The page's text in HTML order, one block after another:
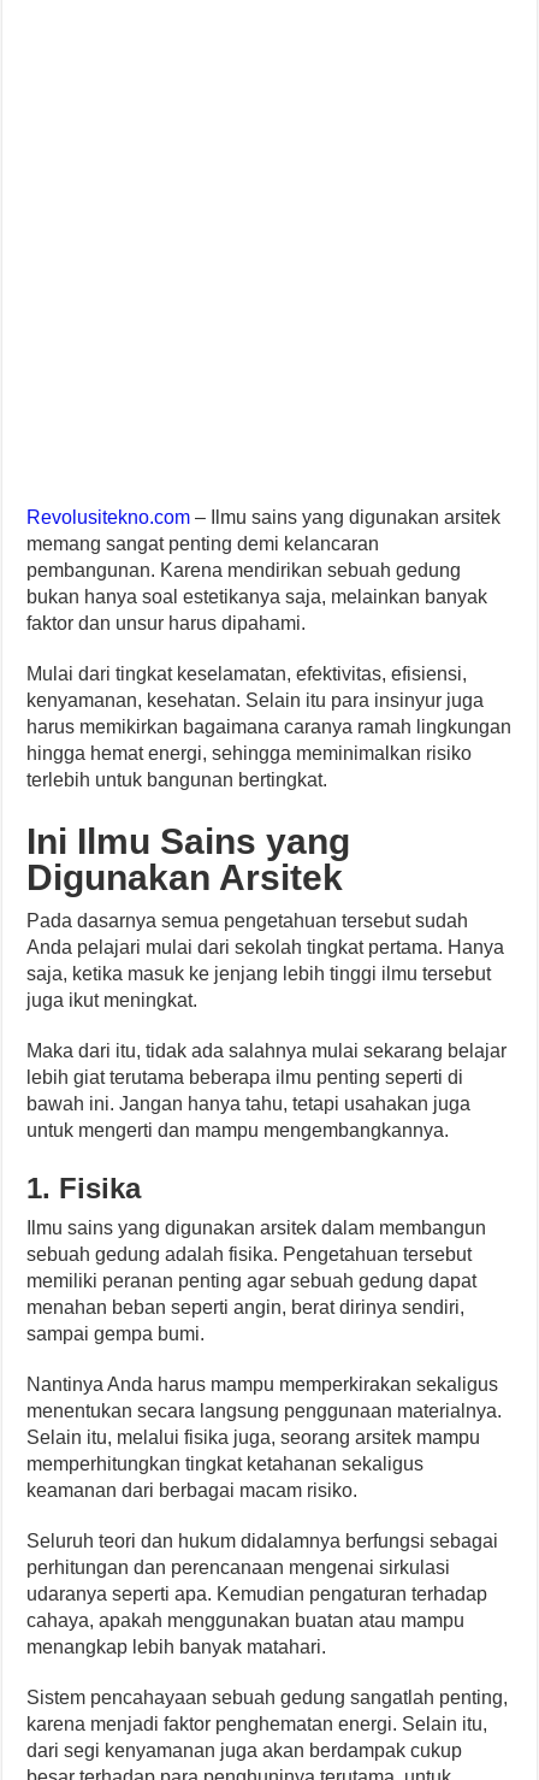
Revolusitekno.com – Ilmu sains yang digunakan arsitek
memang sangat penting demi kelancaran
pembangunan. Karena mendirikan sebuah gedung
bukan hanya soal estetikanya saja, melainkan banyak
faktor dan unsur harus dipahami.
Mulai dari tingkat keselamatan, efektivitas, efisiensi,
kenyamanan, kesehatan. Selain itu para insinyur juga
harus memikirkan bagaimana caranya ramah lingkungan
hingga hemat energi, sehingga meminimalkan risiko
terlebih untuk bangunan bertingkat.
Ini Ilmu Sains yang
Digunakan Arsitek
Pada dasarnya semua pengetahuan tersebut sudah
Anda pelajari mulai dari sekolah tingkat pertama. Hanya
saja, ketika masuk ke jenjang lebih tinggi ilmu tersebut
juga ikut meningkat.
Maka dari itu, tidak ada salahnya mulai sekarang belajar
lebih giat terutama beberapa ilmu penting seperti di
bawah ini. Jangan hanya tahu, tetapi usahakan juga
untuk mengerti dan mampu mengembangkannya.
1. Fisika
Ilmu sains yang digunakan arsitek dalam membangun
sebuah gedung adalah fisika. Pengetahuan tersebut
memiliki peranan penting agar sebuah gedung dapat
menahan beban seperti angin, berat dirinya sendiri,
sampai gempa bumi.
Nantinya Anda harus mampu memperkirakan sekaligus
menentukan secara langsung penggunaan materialnya.
Selain itu, melalui fisika juga, seorang arsitek mampu
memperhitungkan tingkat ketahanan sekaligus
keamanan dari berbagai macam risiko.
Seluruh teori dan hukum didalamnya berfungsi sebagai
perhitungan dan perencanaan mengenai sirkulasi
udaranya seperti apa. Kemudian pengaturan terhadap
cahaya, apakah menggunakan buatan atau mampu
menangkap lebih banyak matahari.
Sistem pencahayaan sebuah gedung sangatlah penting,
karena menjadi faktor penghematan energi. Selain itu,
dari segi kenyamanan juga akan berdampak cukup